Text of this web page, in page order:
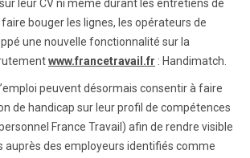
leur CV ni même durant les entretiens de
bouger les lignes, les opérateurs de
une nouvelle fonctionnalité sur la
www.francetravail.fr : Handimatch.
peuvent désormais consentir à faire
de handicap sur leur profil de compétences
France Travail) afin de rendre visible
auprès des employeurs identifiés comme